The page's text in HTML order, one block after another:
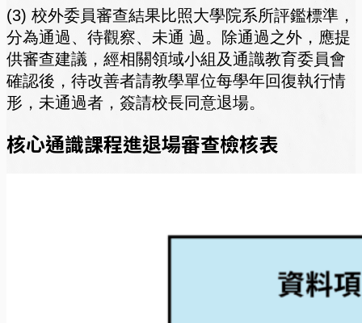
(3) 校外委員審查結果比照大學院系所評鑑標準，
分為通過、待觀察、未通 過。除通過之外，應提
供審查建議，經相關領域小組及通識教育委員會
確認後，待改善者請教學單位每學年回復執行情
形，未通過者，簽請校長同意退場。
核心通識課程進退場審查檢核表